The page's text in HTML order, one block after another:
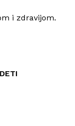
i zdravijom.